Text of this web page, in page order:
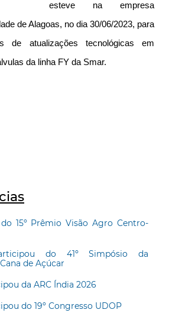
esteve na empresa
de Alagoas, no dia 30/06/2023, para
de atualizações tecnológicas em
da linha FY da Smar.
15º Prêmio Visão Agro Centro-
do 41º Simpósio da
de Açúcar
da ARC Índia 2026
do 19º Congresso UDOP